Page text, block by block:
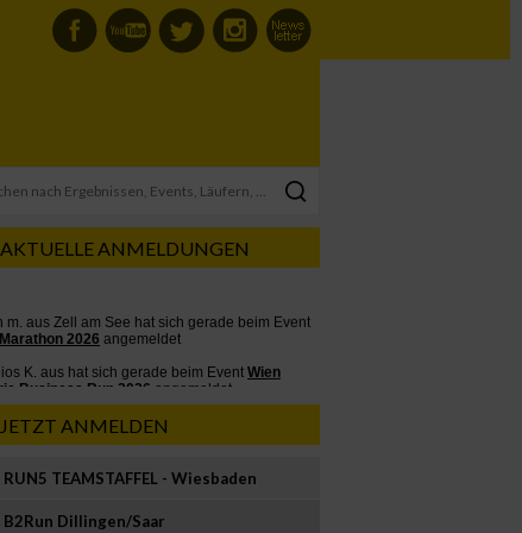
AKTUELLE ANMELDUNGEN
JETZT ANMELDEN
RUN5 TEAMSTAFFEL - Wiesbaden
B2Run Dillingen/Saar